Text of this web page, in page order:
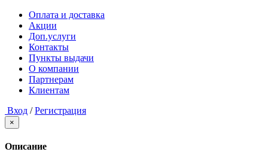
Оплата и доставка
Акции
Доп.услуги
Контакты
Пункты выдачи
О компании
Партнерам
Клиентам
Вход / Регистрация
×
Описание